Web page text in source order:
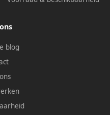
blog